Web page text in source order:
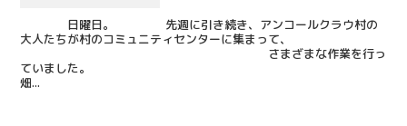
日曜日。 先週に引き続き、アンコールクラウ村の
大人たちが村のコミュニティセンターに集まって、
さまざまな作業を行っ
ていました。
畑...